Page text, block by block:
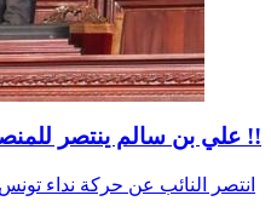
علي بن سالم ينتصر للمنصف المرزوقي ضدّ نداء تونس !!
انتصر النائب عن حركة نداء